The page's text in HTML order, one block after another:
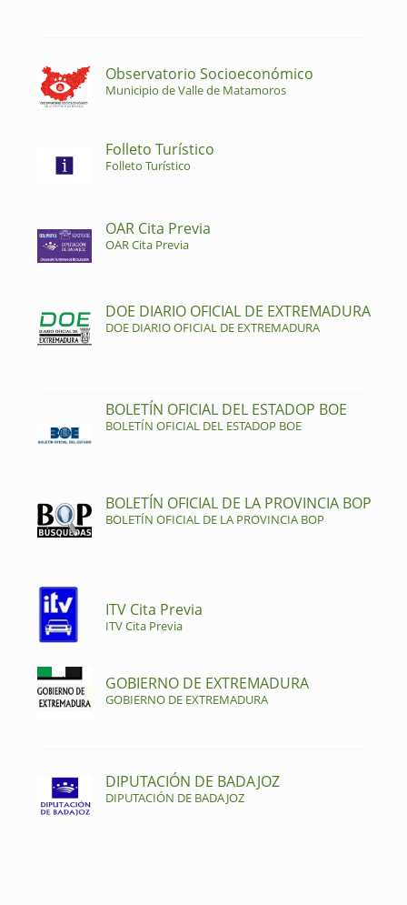
Observatorio Socioeconómico
Municipio de Valle de Matamoros
Folleto Turístico
Folleto Turístico
OAR Cita Previa
OAR Cita Previa
DOE DIARIO OFICIAL DE EXTREMADURA
DOE DIARIO OFICIAL DE EXTREMADURA
BOLETÍN OFICIAL DEL ESTADOP BOE
BOLETÍN OFICIAL DEL ESTADOP BOE
BOLETÍN OFICIAL DE LA PROVINCIA BOP
BOLETÍN OFICIAL DE LA PROVINCIA BOP
ITV Cita Previa
ITV Cita Previa
GOBIERNO DE EXTREMADURA
GOBIERNO DE EXTREMADURA
DIPUTACIÓN DE BADAJOZ
DIPUTACIÓN DE BADAJOZ